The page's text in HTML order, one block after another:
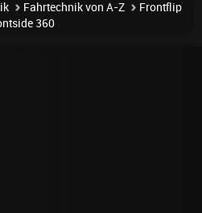
Fahrtechnik von A-Z
Frontflip
360